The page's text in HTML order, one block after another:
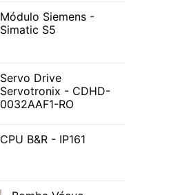
Módulo Siemens -
Simatic S5
Servo Drive
Servotronix - CDHD-
0032AAF1-RO
CPU B&R - IP161